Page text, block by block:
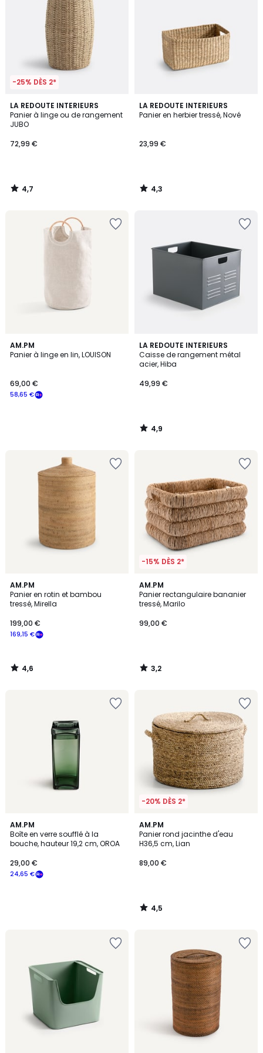
-25% DÈS 2*
LA REDOUTE INTERIEURS
Panier à linge ou de rangement
JUBO
72,99 €
4,7
/ 5
4,7
/
LA REDOUTE INTERIEURS
Panier en herbier tressé, Nové
23,99 €
4,3
/ 5
4,3
/
AM.PM
Panier à linge en lin, LOUISON
58,65 €
69,00 €
LA REDOUTE INTERIEURS
Caisse de rangement métal
acier, Hiba
49,99 €
4,9
/ 5
4,9
/
AM.PM
Panier en rotin et bambou
tressé, Mirella
169,15 €
199,00 €
4,6
/ 5
4,6
/
-15% DÈS 2*
AM.PM
Panier rectangulaire bananier
tressé, Marilo
99,00 €
3,2
/ 5
3,2
/
AM.PM
Boîte en verre soufflé à la
bouche, hauteur 19,2 cm, OROA
24,65 €
29,00 €
-20% DÈS 2*
AM.PM
Panier rond jacinthe d'eau
H36,5 cm, Lian
89,00 €
4,5
/ 5
4,5
/